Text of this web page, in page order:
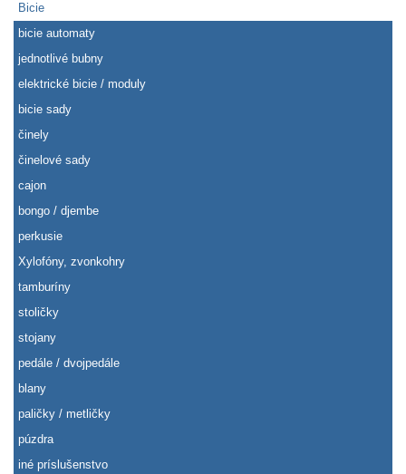
Bicie
bicie automaty
jednotlivé bubny
elektrické bicie / moduly
bicie sady
činely
činelové sady
cajon
bongo / djembe
perkusie
Xylofóny, zvonkohry
tamburíny
stoličky
stojany
pedále / dvojpedále
blany
paličky / metličky
púzdra
iné príslušenstvo